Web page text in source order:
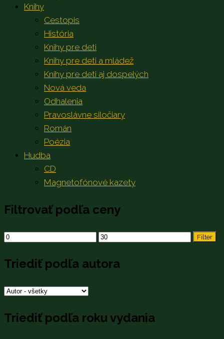
Knihy
Cestopis
História
Knihy pre deti
Knihy pre deti a mládež
Knihy pre deti aj dospelých
Nová veda
Odhalenia
Pravoslávne siločiary
Román
Poézia
Hudba
CD
Magnetofónové kazety
Filtrovať podľa ceny
Minimálna
Maximálna
Filter
Triediť podľa autora
Triediť podľa roku vydania